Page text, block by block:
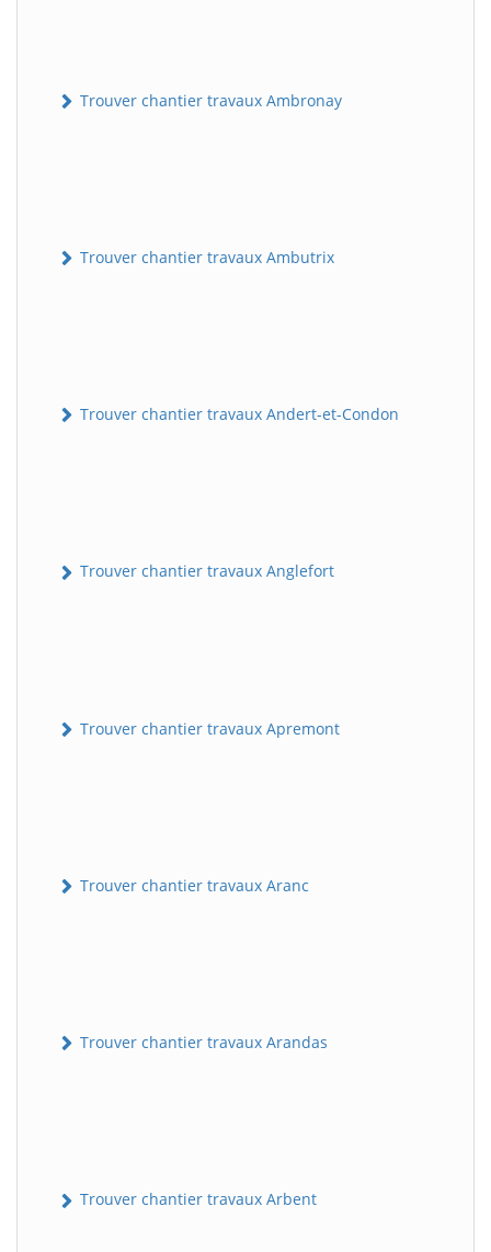
Trouver chantier travaux Ambronay
Trouver chantier travaux Ambutrix
Trouver chantier travaux Andert-et-Condon
Trouver chantier travaux Anglefort
Trouver chantier travaux Apremont
Trouver chantier travaux Aranc
Trouver chantier travaux Arandas
Trouver chantier travaux Arbent